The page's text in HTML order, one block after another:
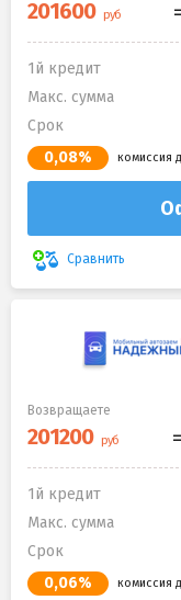
1й кредит
Макс. сумма
Срок
0,08% комиссия
Сравнить
Возвращаете
1й кредит
Макс. сумма
Срок
0,06% комиссия